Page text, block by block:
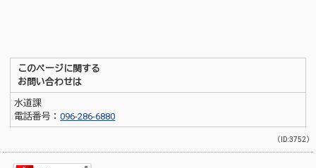
このページに関する
お問い合わせは
水道課
電話番号：096-286-6880
（ID:3752）